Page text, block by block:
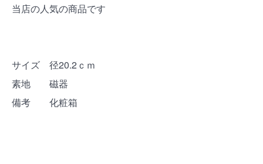
当店の人気の商品です
サイズ 径20.2ｃｍ
素地 磁器
備考 化粧箱